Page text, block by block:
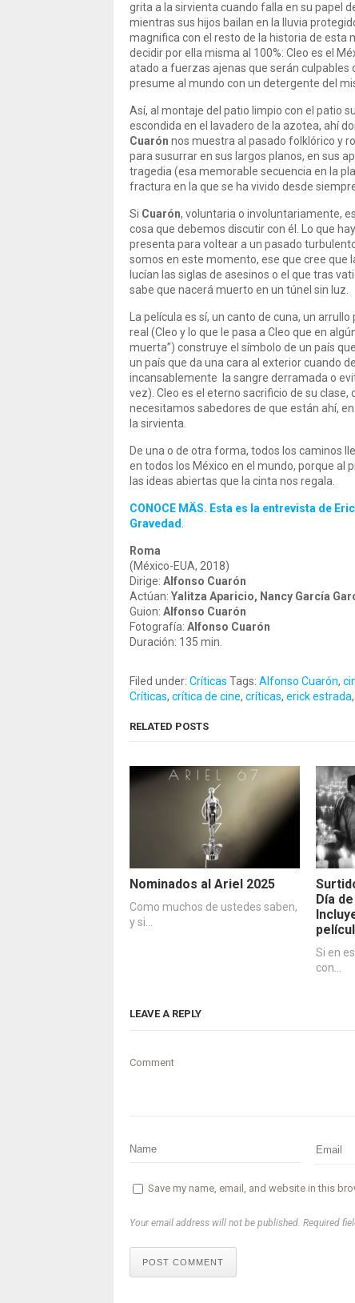
grita a la sirvienta cuando falla en su papel
mientras sus hijos bailan en la lluvia
magnifica con el resto de la historia de esta
decidir por ella misma al 100%: Cleo es el
atado a fuerzas ajenas que serán culpables
presume al mundo con un detergente del
Así, al montaje del patio limpio con el patio
escondida en el lavadero de la azotea, ahí
Cuarón nos muestra al pasado folklórico y
para susurrar en sus largos planos, en sus
tragedia (esa memorable secuencia en la
fractura en la que se ha vivido desde
Si Cuarón, voluntaria o involuntariamente,
cosa que debemos discutir con él. Lo que
presenta para voltear a un pasado
somos en este momento, ese que cree que
lucían las siglas de asesinos o el que tras
sabe que nacerá muerto en un túnel sin luz.
La película es sí, un canto de cuna, un
real (Cleo y lo que le pasa a Cleo que en
muerta”) construye el símbolo de un país
un país que da una cara al exterior cuando
incansablemente la sangre derramada o
vez). Cleo es el eterno sacrificio de su
necesitamos sabedores de que están ahí,
la sirvienta.
De una o de otra forma, todos los caminos
en todos los México en el mundo, porque al
las ideas abiertas que la cinta nos regala.
CONOCE MÄS. Esta es la entrevista de
Gravedad
Roma
(México-EUA, 2018)
Dirige: Alfonso Cuarón
Actúan: Yalitza Aparicio, Nancy García
Guion: Alfonso Cuarón
Fotografía: Alfonso Cuarón
Duración: 135 min.
Filed under: Críticas Tags: Alfonso Cuarón,
Críticas, crítica de cine, críticas, erick estrada,
RELATED POSTS
Nominados al Ariel 2025
Como muchos de ustedes saben,
y si…
Día
Si en
con…
LEAVE A REPLY
Comment
Save my name, email, and website in this
Your email address will not be published. Required
POST COMMENT